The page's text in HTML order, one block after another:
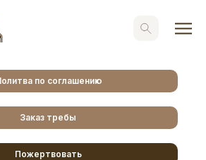
по соглашению
Заказ требы
Пожертвовать